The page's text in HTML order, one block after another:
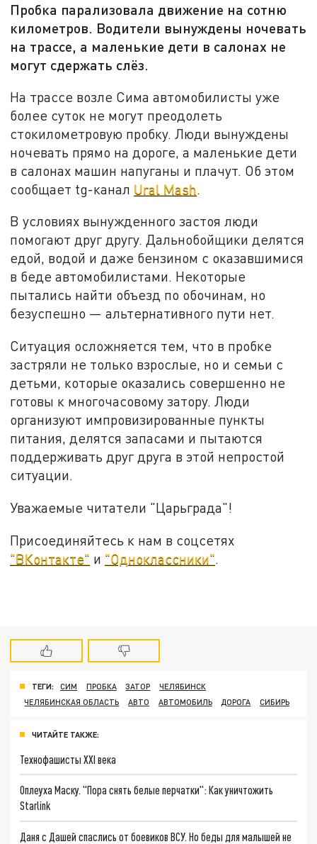
Пробка парализовала движение на сотню
километров. Водители вынуждены ночевать
на трассе, а маленькие дети в салонах не
могут сдержать слёз.
На трассе возле Сима автомобилисты уже
более суток не могут преодолеть
стокилометровую пробку. Люди вынуждены
ночевать прямо на дороге, а маленькие дети
в салонах машин напуганы и плачут. Об этом
сообщает tg-канал Ural Mash.
В условиях вынужденного застоя люди
помогают друг другу. Дальнобойщики делятся
едой, водой и даже бензином с оказавшимися
в беде автомобилистами. Некоторые
пытались найти объезд по обочинам, но
безуспешно — альтернативного пути нет.
Ситуация осложняется тем, что в пробке
застряли не только взрослые, но и семьи с
детьми, которые оказались совершенно не
готовы к многочасовому затору. Люди
организуют импровизированные пункты
питания, делятся запасами и пытаются
поддерживать друг друга в этой непростой
ситуации.
Уважаемые читатели "Царьграда"!
Присоединяйтесь к нам в соцсетях
"ВКонтакте" и "Одноклассники"
ТЕГИ: СИМ ПРОБКА ЗАТОР
ЧЕЛЯБИНСК
ЧЕЛЯБИНСКАЯ ОБЛАСТЬ
АВТО АВТОМОБИЛЬ ДОРОГА СИБИРЬ
ЧИТАЙТЕ ТАКЖЕ:
Технофашисты XXI века
Оплеуха Маску. "Пора снять белые перчатки": Как уничтожить
Starlink
Даня с Дашей спаслись от боевиков ВСУ. Но беды для малышей не